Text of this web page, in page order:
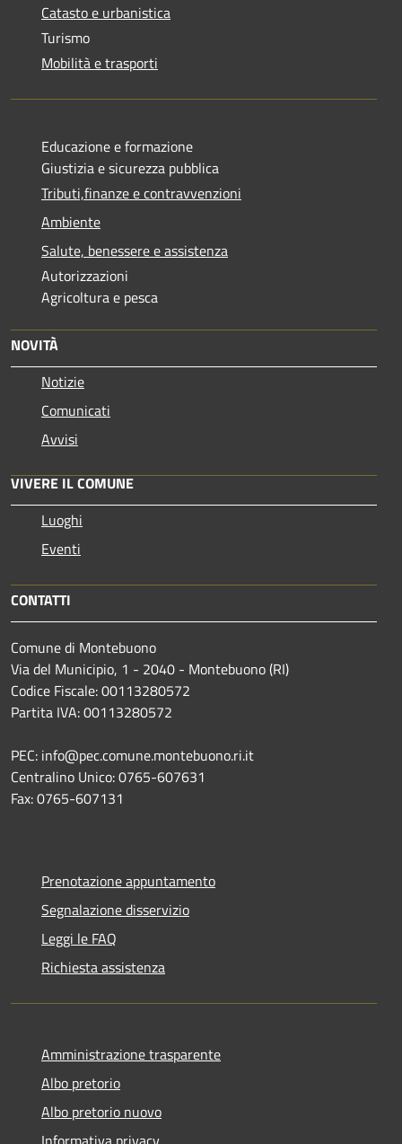
Catasto e urbanistica
Turismo
Mobilità e trasporti
Educazione e formazione
Giustizia e sicurezza pubblica
Tributi,finanze e contravvenzioni
Ambiente
Salute, benessere e assistenza
Autorizzazioni
Agricoltura e pesca
NOVITÀ
Notizie
Comunicati
Avvisi
VIVERE IL COMUNE
Luoghi
Eventi
CONTATTI
Comune di Montebuono
Via del Municipio, 1 - 2040 - Montebuono (RI)
Codice Fiscale: 00113280572
Partita IVA: 00113280572
PEC: info@pec.comune.montebuono.ri.it
Centralino Unico: 0765-607631
Fax: 0765-607131
Prenotazione appuntamento
Segnalazione disservizio
Leggi le FAQ
Richiesta assistenza
Amministrazione trasparente
Albo pretorio
Albo pretorio nuovo